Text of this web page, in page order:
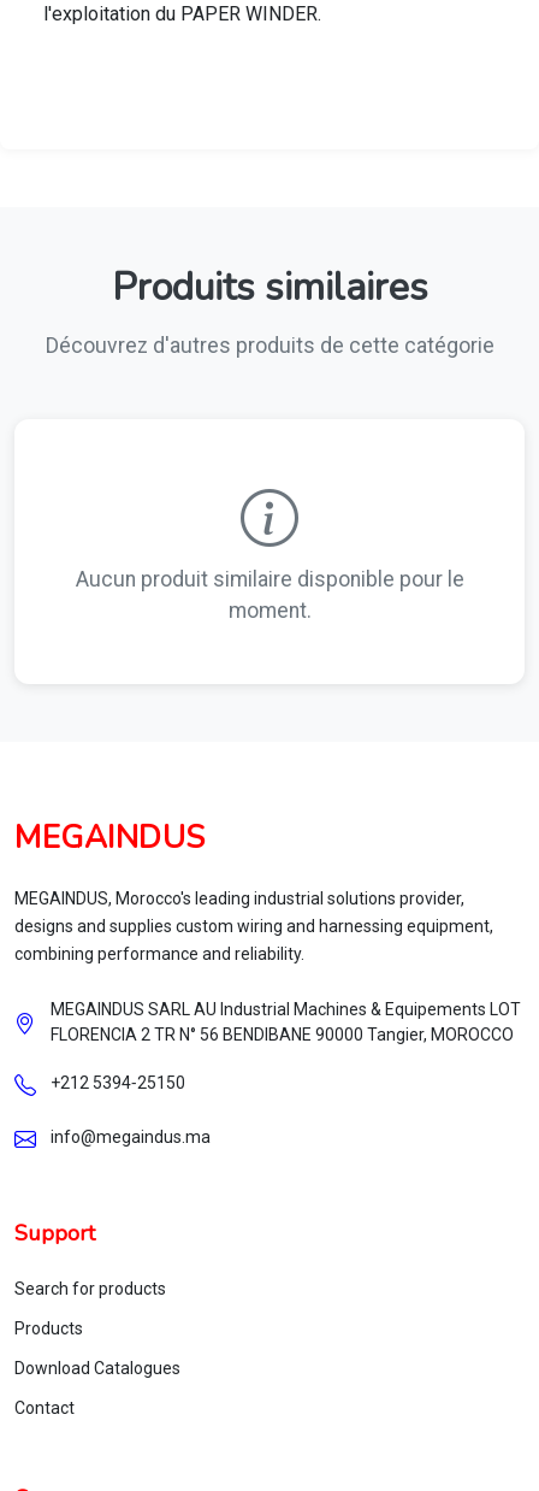
l'exploitation du PAPER WINDER.
Produits similaires
Découvrez d'autres produits de cette catégorie
Aucun produit similaire disponible pour le
moment.
MEGAINDUS
MEGAINDUS, Morocco's leading industrial solutions provider,
designs and supplies custom wiring and harnessing equipment,
combining performance and reliability.
MEGAINDUS SARL AU Industrial Machines & Equipements LOT
FLORENCIA 2 TR N° 56 BENDIBANE 90000 Tangier, MOROCCO
+212 5394‑25150
info@megaindus.ma
Support
Search for products
Products
Download Catalogues
Contact